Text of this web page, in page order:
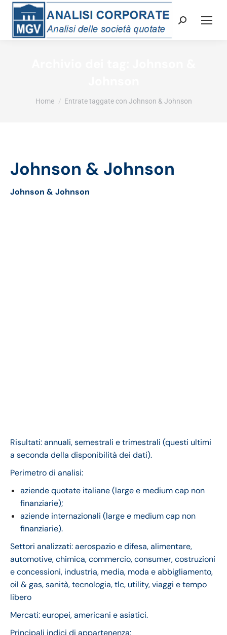
Cerca:
Tu sei qui:
Home Entrate taggate con Johnson & Johnson
Johnson & Johnson
Johnson & Johnson
Risultati: annuali, semestrali e trimestrali (questi ultimi
a seconda della disponibilità dei dati).
Perimetro di analisi:
aziende quotate italiane (large e medium cap non
finanziarie);
aziende internazionali (large e medium cap non
finanziarie).
Settori analizzati: aerospazio e difesa, alimentare,
automotive, chimica, commercio, consumer, costruzioni
e concessioni, industria, media, moda e abbigliamento,
oil & gas, sanità, tecnologia, tlc, utility, viaggi e tempo
libero
Mercati: europei, americani e asiatici.